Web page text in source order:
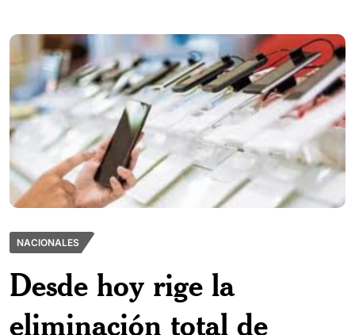
NACIONALES
Desde hoy rige la
eliminación total de